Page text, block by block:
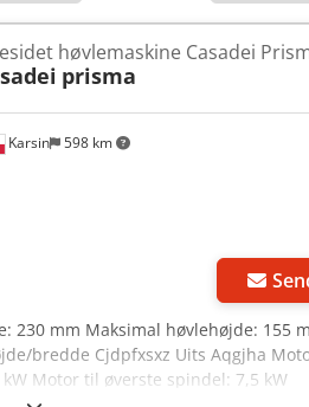
Karsin 598 km
høvlemaskine Casadei
prisma
230 mm Maksimal høvlehøjde: 155
bredde Cjdpfxsxz Uits Aqgjha
Motor til øverste spindel: 7,5 kW